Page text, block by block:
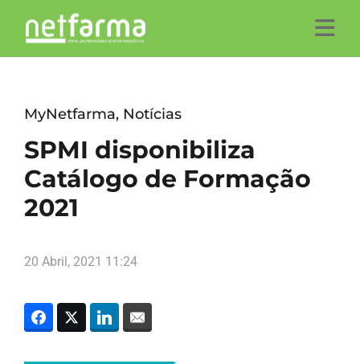
MyNetfarma, Notícias
SPMI disponibiliza
Catálogo de Formação
2021
20 Abril, 2021 11:24